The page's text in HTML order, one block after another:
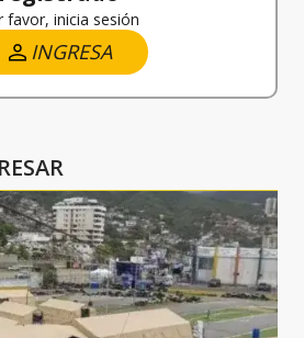
favor, inicia sesión
INGRESA